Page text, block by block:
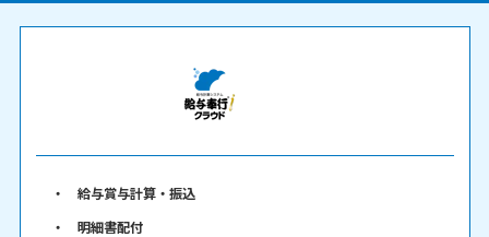
給与賞与計算・振込
明細書配付